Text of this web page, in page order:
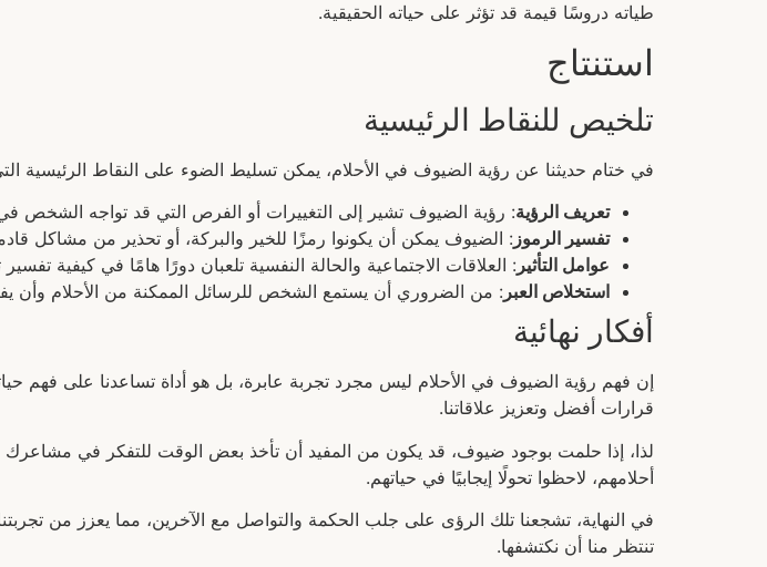
طياته دروسًا قيمة قد تؤثر على حياته الحقيقية.
استنتاج
تلخيص للنقاط الرئيسية
في ختام حديثنا عن رؤية الضيوف في الأحلام، يمكن تسليط الضوء على النقاط الرئيسية
تعريف الرؤية: رؤية الضيوف تشير إلى التغييرات أو الفرص التي قد تواجه الشخص في
تفسير الرموز : الضيوف يمكن أن يكونوا رمزًا للخير والبركة، أو تحذير من مشاكل
عوامل التأثير : العلاقات الاجتماعية والحالة النفسية تلعبان دورًا هامًا في كيفية
استخلاص العبر : من الضروري أن يستمع الشخص للرسائل الممكنة من الأحلام وأن
أفكار نهائية
إن فهم رؤية الضيوف في الأحلام ليس مجرد تجربة عابرة، بل هو أداة تساعدنا على فهم
قرارات أفضل وتعزيز علاقاتنا.
لذا، إذا حلمت بوجود ضيوف، قد يكون من المفيد أن تأخذ بعض الوقت للتفكر في مشاعرك
أحلامهم، لاحظوا تحولًا إيجابيًا في حياتهم.
في النهاية، تشجعنا تلك الرؤى على جلب الحكمة والتواصل مع الآخرين، مما يعزز من
تنتظر منا أن نكتشفها.